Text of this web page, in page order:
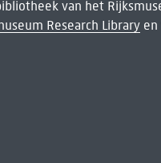
van het
Research Libraryen